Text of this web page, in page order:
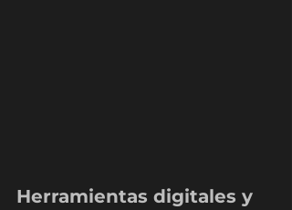
Herramientas digitales y